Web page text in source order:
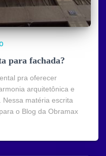
para fachada?
pra oferecer
arquitetônica e
matéria escrita
o Blog da Obramax